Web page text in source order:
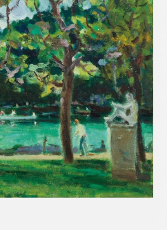
收藏交流
網站地圖 隱私權政策
DESIGNBY GRNET